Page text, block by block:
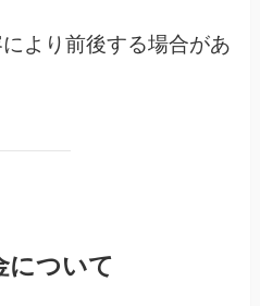
より前後する場合があ
について